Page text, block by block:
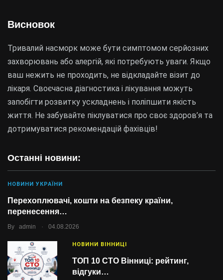
Останні новини:
НОВИНИ УКРАЇНИ
Перехоплювачі, кошти на безпеку країни,
перенесення…
By admin . 04.08.2026
НОВИНИ ВІННИЦІ
ТОП 10 СТО Вінниці: рейтинг,
відгуки…
Висновок
Тривалий насморк може бути симптомом серйозних
захворювань або алергій, які потребують уваги. Якщо
ваш нежить не проходить, не відкладайте візит до
лікаря. Своєчасна діагностика і лікування можуть
запобігти розвитку ускладнень і поліпшити якість
життя. Не забувайте піклуватися про своє здоров’я та
дотримуватися рекомендацій фахівців!